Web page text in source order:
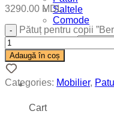
Saltele
Comode
Cart
3290.00 MDL
Pătuț pentru copii
Adaugă în coș
Categories: Mobilier,